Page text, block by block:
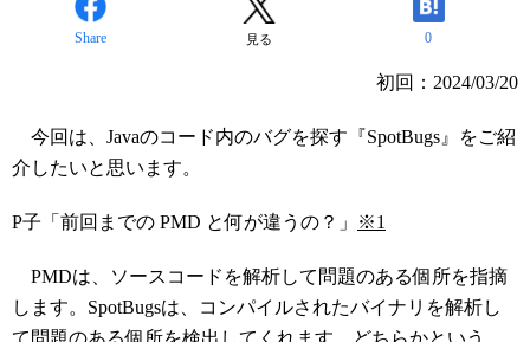
Share 見る 0
初回：2024/03/20
今回は、Javaのコード内のバグを探す『SpotBugs』をご紹
介したいと思います。
P子「前回までの PMD と何が違うの？」 ※1
PMDは、ソースコードを解析して問題のある個所を指摘
します。SpotBugsは、コンパイルされたバイナリを解析し
て問題のある個所を検出してくれます。どちらかという